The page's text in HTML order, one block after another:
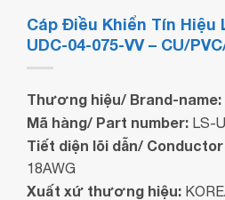
Cáp Điều Khiển Tín Hiệu
UDC-04-075-VV – CU/
Thương hiệu/ Brand-name:
Mã hàng/ Part number: LS-
Tiết diện lõi dẫn/
18AWG
Xuất xứ thương hiệu: